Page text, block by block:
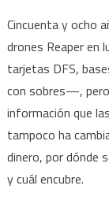
Cincuenta y ocho
drones Reaper en
tarjetas DFS,
con sobres—,
información que
tampoco ha
dinero, por dónde
y cuál encubre.